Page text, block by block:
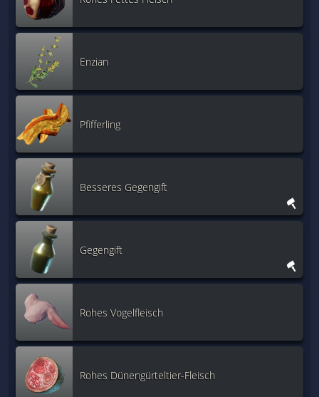
Enzian
Pfifferling
Besseres Gegengift
Gegengift
Rohes Vogelfleisch
Rohes Dünengürteltier-Fleisch